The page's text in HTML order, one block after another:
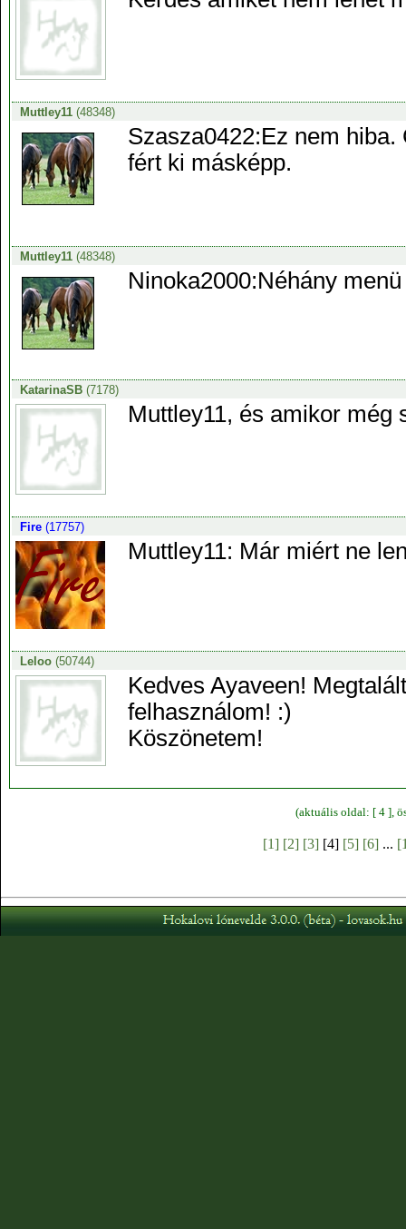
Muttley11(48348)
Szasza0422:Ez nem
fért ki másképp.
Muttley11(48348)
Ninoka2000:Néhány
KatarinaSB(7178)
Muttley11, és amikor még
Fire(17757)
Muttley11: Már miért ne
Leloo(50744)
Kedves Ayaveen!
felhasználom! :)
Köszönetem!
(aktuális oldal: [ 4 ],
[1] [2] [3][4] [5] [6]...